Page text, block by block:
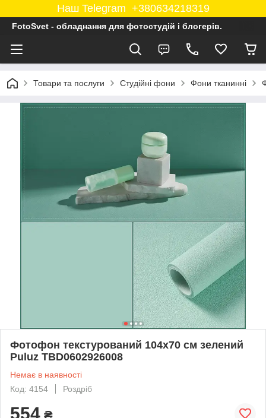
Наш Telegram +380634218319
FotoSvet - обладнання для фотостудій і блогерів.
Товари та послуги Студійні фони Фони тканинні
Фотофон текстурований 104x70 см зелений
Puluz TBD0602926008
Немає в наявності
Код: 4154
Роздріб
554